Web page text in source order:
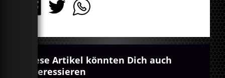
Diese Artikel könnten Dich auch
interessieren